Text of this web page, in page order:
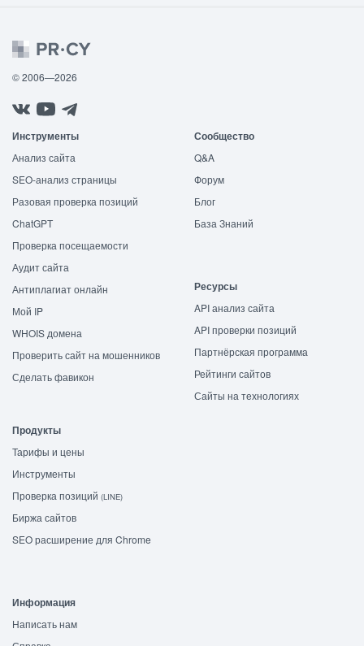
© 2006—2026
Инструменты
Анализ сайта
SEO-анализ страницы
Разовая проверка позиций
ChatGPT
Проверка посещаемости
Аудит сайта
Антиплагиат онлайн
Мой IP
WHOIS домена
Проверить сайт на мошенников
Сделать фавикон
Сообщество
Q&A
Форум
Блог
База Знаний
Ресурсы
API анализ сайта
API проверки позиций
Партнёрская программа
Рейтинги сайтов
Сайты на технологиях
Продукты
Тарифы и цены
Инструменты
Проверка позиций (LINE)
Биржа сайтов
SEO расширение для Chrome
Информация
Написать нам